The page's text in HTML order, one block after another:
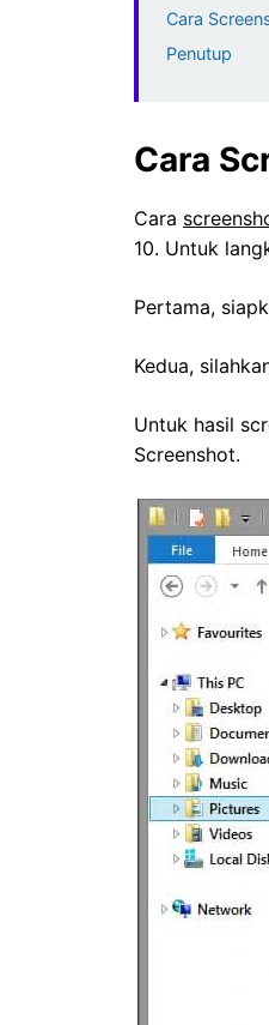
Cara
Penutup
Cara
Cara
10. Untuk
Pertama,
Kedua,
Untuk hasil
Screenshot.